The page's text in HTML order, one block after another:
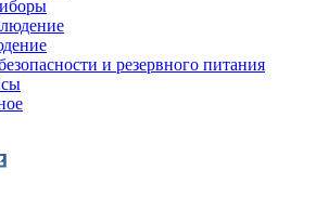
и резервного питания